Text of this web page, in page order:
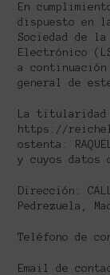
En
dispuesto en
Sociedad de
Electrónico
a
general de
La titularidad
https://
ostenta:
y cuyos datos
Dirección:
Pedrezuela,
Teléfono de
Email de